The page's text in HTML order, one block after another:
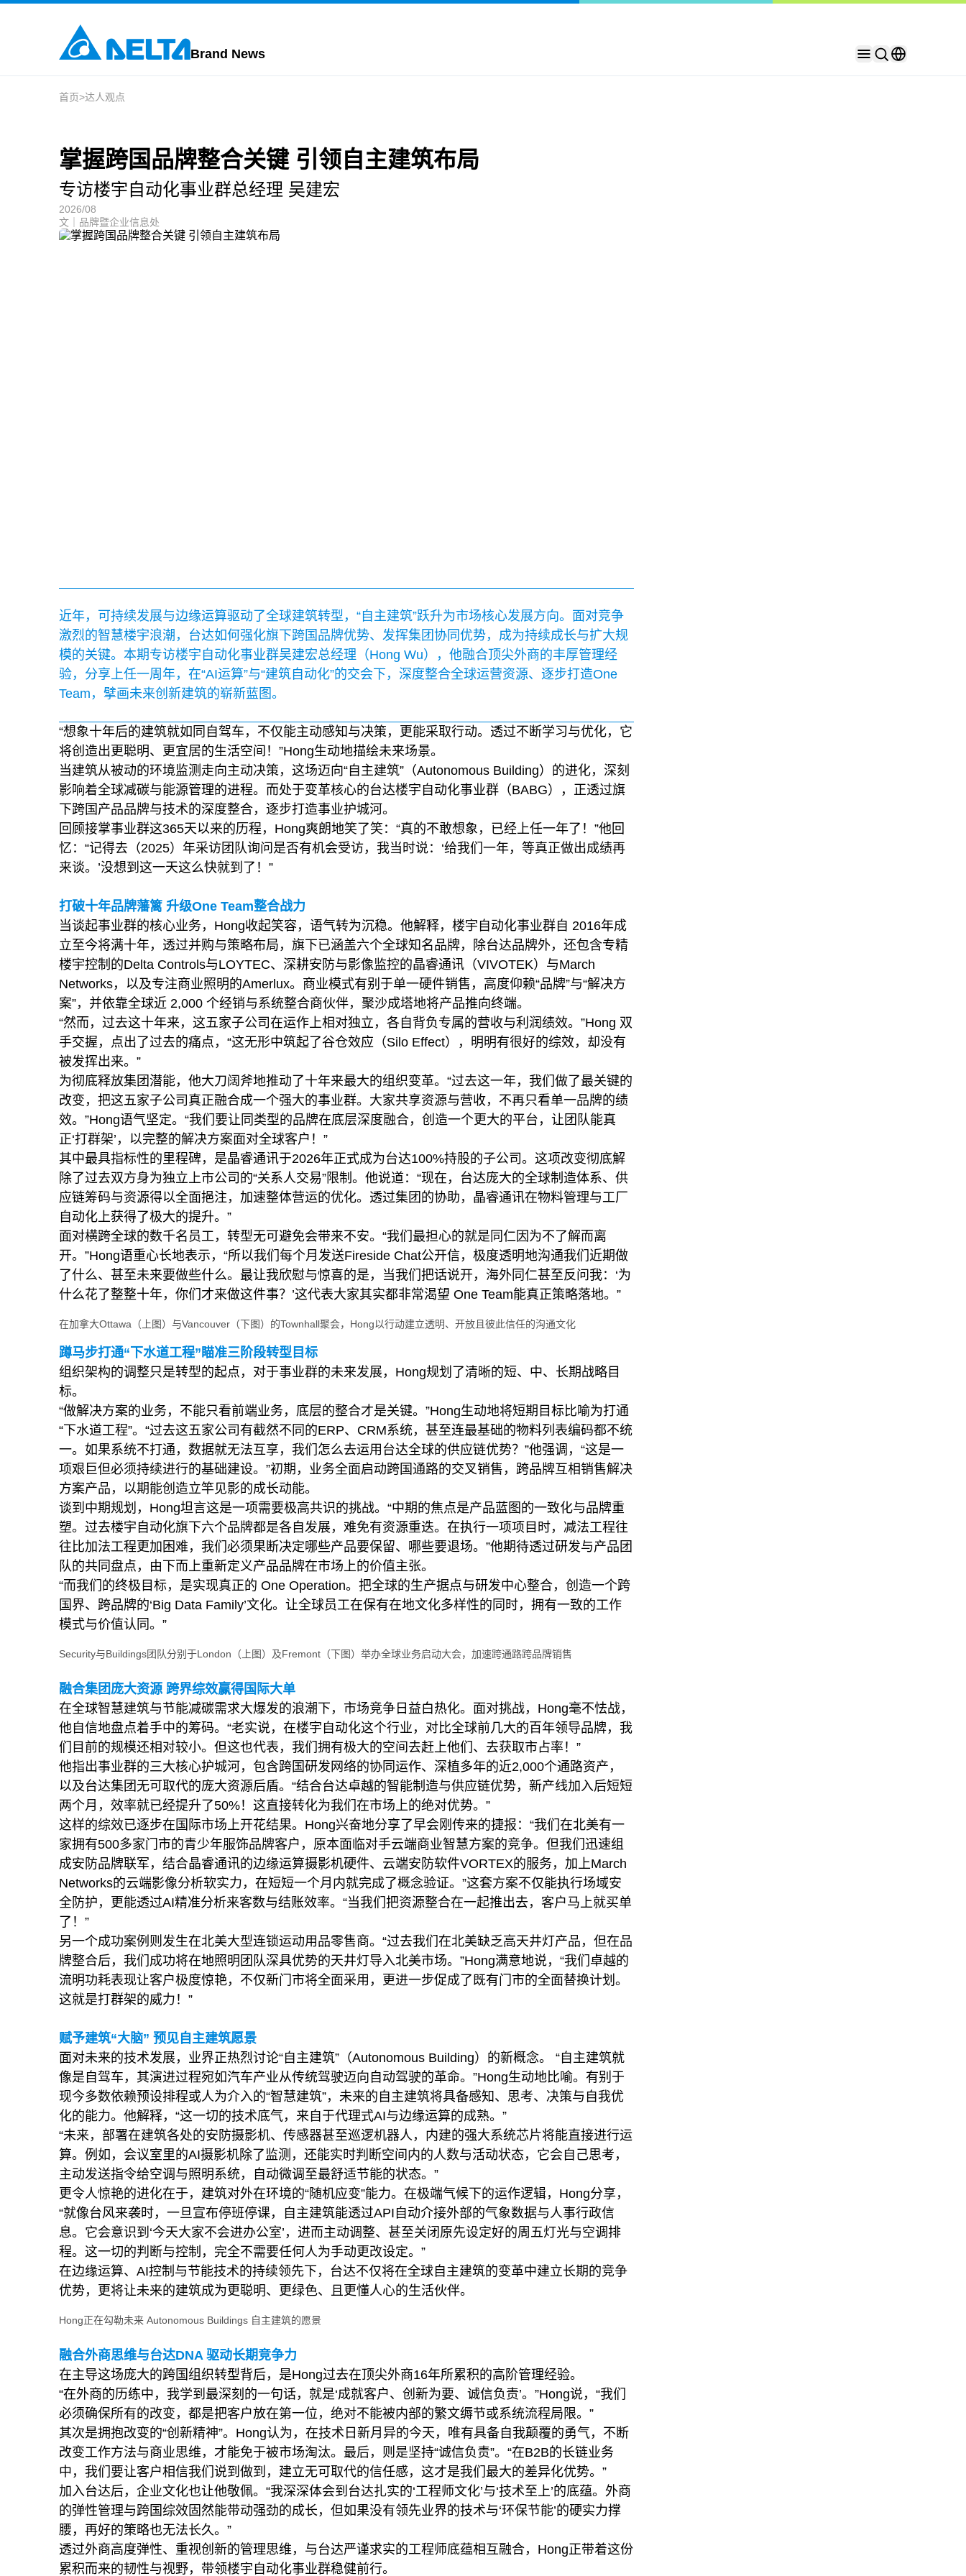
Brand News
首页>达人观点
掌握跨国品牌整合关键 引领自主建筑布局
专访楼宇自动化事业群总经理 吴建宏
2026/08
文｜品牌暨企业信息处
近年，可持续发展与边缘运算驱动了全球建筑转型，“自主建筑”跃升为市场核心发展方向。面对竞争
激烈的智慧楼宇浪潮，台达如何强化旗下跨国品牌优势、发挥集团协同优势，成为持续成长与扩大规
模的关键。本期专访楼宇自动化事业群吴建宏总经理（Hong Wu），他融合顶尖外商的丰厚管理经
验，分享上任一周年，在“AI运算”与“建筑自动化”的交会下，深度整合全球运营资源、逐步打造One
Team，擘画未来创新建筑的崭新蓝图。
“想象十年后的建筑就如同自驾车，不仅能主动感知与决策，更能采取行动。透过不断学习与优化，它
将创造出更聪明、更宜居的生活空间！”Hong生动地描绘未来场景。
当建筑从被动的环境监测走向主动决策，这场迈向“自主建筑”（Autonomous Building）的进化，深刻
影响着全球减碳与能源管理的进程。而处于变革核心的台达楼宇自动化事业群（BABG），正透过旗
下跨国产品品牌与技术的深度整合，逐步打造事业护城河。
回顾接掌事业群这365天以来的历程，Hong爽朗地笑了笑：“真的不敢想象，已经上任一年了！”他回
忆：“记得去（2025）年采访团队询问是否有机会受访，我当时说：‘给我们一年，等真正做出成绩再
来谈。’没想到这一天这么快就到了！”
打破十年品牌藩篱 升级One Team整合战力
当谈起事业群的核心业务，Hong收起笑容，语气转为沉稳。他解释，楼宇自动化事业群自 2016年成
立至今将满十年，透过并购与策略布局，旗下已涵盖六个全球知名品牌，除台达品牌外，还包含专精
楼宇控制的Delta Controls与LOYTEC、深耕安防与影像监控的晶睿通讯（VIVOTEK）与March
Networks，以及专注商业照明的Amerlux。商业模式有别于单一硬件销售，高度仰赖“品牌”与“解决方
案”，并依靠全球近 2,000 个经销与系统整合商伙伴，聚沙成塔地将产品推向终端。
“然而，过去这十年来，这五家子公司在运作上相对独立，各自背负专属的营收与利润绩效。”Hong 双
手交握，点出了过去的痛点，“这无形中筑起了谷仓效应（Silo Effect），明明有很好的综效，却没有
被发挥出来。”
为彻底释放集团潜能，他大刀阔斧地推动了十年来最大的组织变革。“过去这一年，我们做了最关键的
改变，把这五家子公司真正融合成一个强大的事业群。大家共享资源与营收，不再只看单一品牌的绩
效。”Hong语气坚定。“我们要让同类型的品牌在底层深度融合，创造一个更大的平台，让团队能真
正‘打群架’，以完整的解决方案面对全球客户！”
其中最具指标性的里程碑，是晶睿通讯于2026年正式成为台达100%持股的子公司。这项改变彻底解
除了过去双方身为独立上市公司的“关系人交易”限制。他说道：“现在，台达庞大的全球制造体系、供
应链筹码与资源得以全面挹注，加速整体营运的优化。透过集团的协助，晶睿通讯在物料管理与工厂
自动化上获得了极大的提升。”
面对横跨全球的数千名员工，转型无可避免会带来不安。“我们最担心的就是同仁因为不了解而离
开。”Hong语重心长地表示，“所以我们每个月发送Fireside Chat公开信，极度透明地沟通我们近期做
了什么、甚至未来要做些什么。最让我欣慰与惊喜的是，当我们把话说开，海外同仁甚至反问我：‘为
什么花了整整十年，你们才来做这件事？’这代表大家其实都非常渴望 One Team能真正策略落地。”
在加拿大Ottawa（上图）与Vancouver（下图）的Townhall聚会，Hong以行动建立透明、开放且彼此信任的沟通文化
蹲马步打通“下水道工程”瞄准三阶段转型目标
组织架构的调整只是转型的起点，对于事业群的未来发展，Hong规划了清晰的短、中、长期战略目
标。
“做解决方案的业务，不能只看前端业务，底层的整合才是关键。”Hong生动地将短期目标比喻为打通
“下水道工程”。“过去这五家公司有截然不同的ERP、CRM系统，甚至连最基础的物料列表编码都不统
一。如果系统不打通，数据就无法互享，我们怎么去运用台达全球的供应链优势？”他强调，“这是一
项艰巨但必须持续进行的基础建设。”初期，业务全面启动跨国通路的交叉销售，跨品牌互相销售解决
方案产品，以期能创造立竿见影的成长动能。
谈到中期规划，Hong坦言这是一项需要极高共识的挑战。“中期的焦点是产品蓝图的一致化与品牌重
塑。过去楼宇自动化旗下六个品牌都是各自发展，难免有资源重迭。在执行一项项目时，减法工程往
往比加法工程更加困难，我们必须果断决定哪些产品要保留、哪些要退场。”他期待透过研发与产品团
队的共同盘点，由下而上重新定义产品品牌在市场上的价值主张。
“而我们的终极目标，是实现真正的 One Operation。把全球的生产据点与研发中心整合，创造一个跨
国界、跨品牌的‘Big Data Family’文化。让全球员工在保有在地文化多样性的同时，拥有一致的工作
模式与价值认同。”
Security与Buildings团队分别于London（上图）及Fremont（下图）举办全球业务启动大会，加速跨通路跨品牌销售
融合集团庞大资源 跨界综效赢得国际大单
在全球智慧建筑与节能减碳需求大爆发的浪潮下，市场竞争日益白热化。面对挑战，Hong毫不怯战，
他自信地盘点着手中的筹码。“老实说，在楼宇自动化这个行业，对比全球前几大的百年领导品牌，我
们目前的规模还相对较小。但这也代表，我们拥有极大的空间去赶上他们、去获取市占率！”
他指出事业群的三大核心护城河，包含跨国研发网络的协同运作、深植多年的近2,000个通路资产，
以及台达集团无可取代的庞大资源后盾。“结合台达卓越的智能制造与供应链优势，新产线加入后短短
两个月，效率就已经提升了50%！这直接转化为我们在市场上的绝对优势。”
这样的综效已逐步在国际市场上开花结果。Hong兴奋地分享了早会刚传来的捷报：“我们在北美有一
家拥有500多家门市的青少年服饰品牌客户，原本面临对手云端商业智慧方案的竞争。但我们迅速组
成安防品牌联军，结合晶睿通讯的边缘运算摄影机硬件、云端安防软件VORTEX的服务，加上March
Networks的云端影像分析软实力，在短短一个月内就完成了概念验证。”这套方案不仅能执行场域安
全防护，更能透过AI精准分析来客数与结账效率。“当我们把资源整合在一起推出去，客户马上就买单
了！”
另一个成功案例则发生在北美大型连锁运动用品零售商。“过去我们在北美缺乏高天井灯产品，但在品
牌整合后，我们成功将在地照明团队深具优势的天井灯导入北美市场。”Hong满意地说，“我们卓越的
流明功耗表现让客户极度惊艳，不仅新门市将全面采用，更进一步促成了既有门市的全面替换计划。
这就是打群架的威力！”
赋予建筑“大脑” 预见自主建筑愿景
面对未来的技术发展，业界正热烈讨论“自主建筑”（Autonomous Building）的新概念。 “自主建筑就
像是自驾车，其演进过程宛如汽车产业从传统驾驶迈向自动驾驶的革命。”Hong生动地比喻。有别于
现今多数依赖预设排程或人为介入的“智慧建筑”，未来的自主建筑将具备感知、思考、决策与自我优
化的能力。他解释，“这一切的技术底气，来自于代理式AI与边缘运算的成熟。”
“未来，部署在建筑各处的安防摄影机、传感器甚至巡逻机器人，内建的强大系统芯片将能直接进行运
算。例如，会议室里的AI摄影机除了监测，还能实时判断空间内的人数与活动状态，它会自己思考，
主动发送指令给空调与照明系统，自动微调至最舒适节能的状态。”
更令人惊艳的进化在于，建筑对外在环境的“随机应变”能力。在极端气候下的运作逻辑，Hong分享，
“就像台风来袭时，一旦宣布停班停课，自主建筑能透过API自动介接外部的气象数据与人事行政信
息。它会意识到‘今天大家不会进办公室’，进而主动调整、甚至关闭原先设定好的周五灯光与空调排
程。这一切的判断与控制，完全不需要任何人为手动更改设定。”
在边缘运算、AI控制与节能技术的持续领先下，台达不仅将在全球自主建筑的变革中建立长期的竞争
优势，更将让未来的建筑成为更聪明、更绿色、且更懂人心的生活伙伴。
Hong正在勾勒未来 Autonomous Buildings 自主建筑的愿景
融合外商思维与台达DNA 驱动长期竞争力
在主导这场庞大的跨国组织转型背后，是Hong过去在顶尖外商16年所累积的高阶管理经验。
“在外商的历练中，我学到最深刻的一句话，就是‘成就客户、创新为要、诚信负责’。”Hong说，“我们
必须确保所有的改变，都是把客户放在第一位，绝对不能被内部的繁文缛节或系统流程局限。”
其次是拥抱改变的“创新精神”。Hong认为，在技术日新月异的今天，唯有具备自我颠覆的勇气，不断
改变工作方法与商业思维，才能免于被市场淘汰。最后，则是坚持“诚信负责”。“在B2B的长链业务
中，我们要让客户相信我们说到做到，建立无可取代的信任感，这才是我们最大的差异化优势。”
加入台达后，企业文化也让他敬佩。“我深深体会到台达扎实的‘工程师文化’与‘技术至上’的底蕴。外商
的弹性管理与跨国综效固然能带动强劲的成长，但如果没有领先业界的技术与‘环保节能’的硬实力撑
腰，再好的策略也无法长久。”
透过外商高度弹性、重视创新的管理思维，与台达严谨求实的工程师底蕴相互融合，Hong正带着这份
累积而来的韧性与视野，带领楼宇自动化事业群稳健前行。